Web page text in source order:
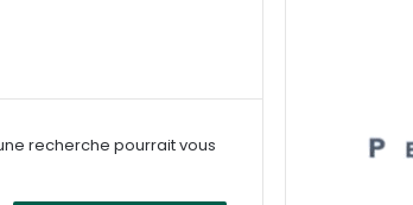
recherche pourrait vous